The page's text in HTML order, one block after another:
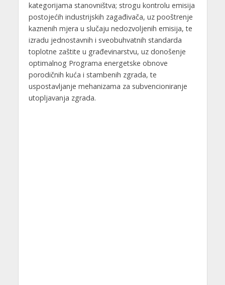
kategorijama stanovništva; strogu kontrolu emisija
postojećih industrijskih zagađivača, uz pooštrenje
kaznenih mjera u slučaju nedozvoljenih emisija, te
izradu jednostavnih i sveobuhvatnih standarda
toplotne zaštite u građevinarstvu, uz donošenje
optimalnog Programa energetske obnove
porodičnih kuća i stambenih zgrada, te
uspostavljanje mehanizama za subvencioniranje
utopljavanja zgrada.